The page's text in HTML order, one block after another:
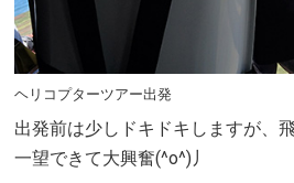
ヘリコプターツアー出発
出発前は少しドキドキしますが、
一望できて大興奮(^o^)丿